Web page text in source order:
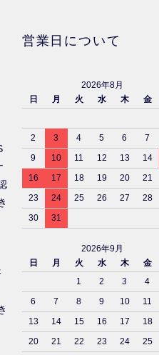
営業日について
2026年8月
日
月 火 水 木 金
2
3 4 5 6 7
9
10 11 12 13 14
16
17 18 19 20 21
23
24 25 26 27 28
30
31
2026年9月
日
月 火 水 木 金
1
2 3 4
6
7 8 9 10 11
13
14 15 16 17 18
20
21 22 23 24 25